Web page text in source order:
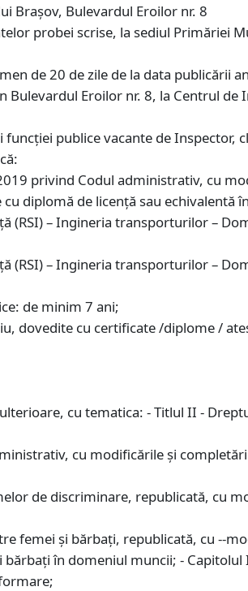
Braşov, Bulevardul Eroilor nr. 8
probei scrise, la sediul Primăriei
de 20 de zile de la data publicării
Eroilor nr. 8, la Centrul
funcţiei publice vacante de Inspector,
privind Codul administrativ, cu
diplomă de licenţă sau echivalentă
(RSI) – Ingineria transporturilor –
(RSI) – Ingineria transporturilor –
de minim 7 ani;
dovedite cu certificate /diplome /
cu tematica: - Titlul II -
cu modificările şi
de discriminare, republicată, cu
femei și bărbați, republicată, cu --
în domeniul muncii; -